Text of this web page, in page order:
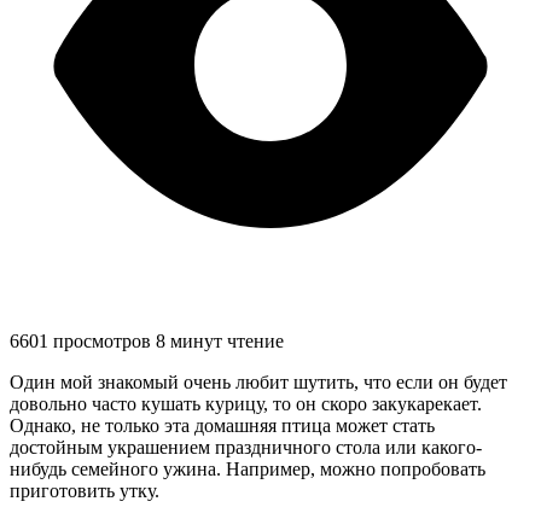
6601 просмотров 8 минут чтение
Один мой знакомый очень любит шутить, что если он будет
довольно часто кушать курицу, то он скоро закукарекает.
Однако, не только эта домашняя птица может стать
достойным украшением праздничного стола или какого-
нибудь семейного ужина. Например, можно попробовать
приготовить утку.